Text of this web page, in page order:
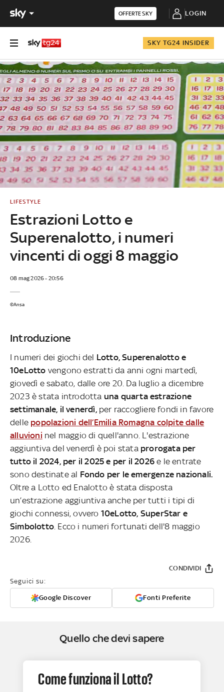
OFFERTE SKY LOGIN
SKY TG24 INSIDER
Estrazioni Lotto e
Superenalotto, i numeri
vincenti di oggi 8 maggio
LIFESTYLE
08 mag 2026 - 20:56
©Ansa
Introduzione
I numeri dei giochi del Lotto, Superenalotto e
10eLotto vengono estratti da anni ogni martedì,
giovedì e sabato, dalle ore 20. Da luglio a dicembre
2023 è stata introdotta una quarta estrazione
settimanale, il venerdì,per raccogliere fondi in favore
delle popolazioni dell’Emilia Romagna colpite dalle
alluvioni nel maggio di quell'anno. L'estrazione
aggiuntiva del venerdì è poi stata prorogata per
tutto il 2024, per il 2025 e per il 2026 e le entrate
sono destinate al Fondo per le emergenze nazionali.
Oltre a Lotto ed Enalotto è stata disposta
un’estrazione aggiuntiva anche per tutti i tipi di
giochi connessi, ovvero 10eLotto, SuperStar e
Simbolotto . Ecco i numeri fortunati dell'8 maggio
2026.
Seguici su:
Google Discover Fonti Preferite
CONDIVIDI
Quello che devi sapere
Come funziona il Lotto?